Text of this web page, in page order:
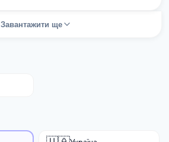
Завантажити ще